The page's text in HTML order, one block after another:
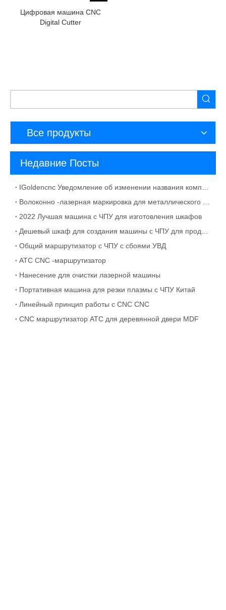
Цифровая машина CNC
Digital Cutter
Все продукты
Недавние Посты
2022 Лучшая машина с ЧПУ для изготовления шкафов
Общий маршрутизатор с ЧПУ с сбоями УВД
ATC CNC -маршрутизатор
Нанесение для очистки лазерной машины
Портативная машина для резки плазмы с ЧПУ Китай
Линейный принцип работы с CNC CNC
CNC маршрутизатор ATC для деревянной двери MDF